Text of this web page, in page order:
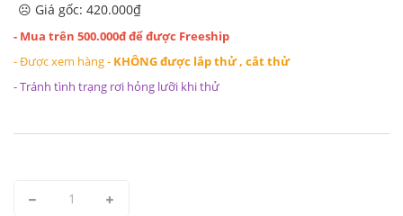
☹️ Giá gốc: 420.000₫
- Mua trên 500.000đ để được Freeship
- Được xem hàng - KHÔNG được lắp thử , cắt thử
- Tránh tình trạng rơi hỏng lưỡi khi thử